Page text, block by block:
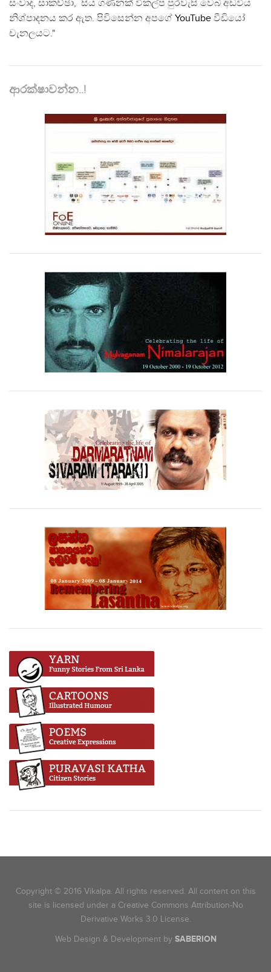
සංවාද, සාකච්ඡා, සිය ගණනක් විකල්ප පුරවැසි වෙබ් අඩවිය
නිශ්පාදනය කර ඇත. පිවිසෙන්න අපගේ YouTube වීඩියෝ
චැනලයට."
ආරක්ෂාවන්න..!
Copyright © 2016 Vikalpa. All rights reserved. All content on this
site is licensed under a Creative Commons Attribution-No
Derivative Works 3.0 License.
Web Design & Development by SABERION